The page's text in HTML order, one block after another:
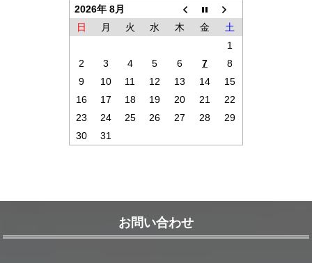
2026年 8月
日
月 火 水 木 金
土
1
2
3 4 5 6 7
8
9
10 11 12 13 14
15
16
17 18 19 20 21
22
23
24 25 26 27 28
29
30
31
お問い合わせ